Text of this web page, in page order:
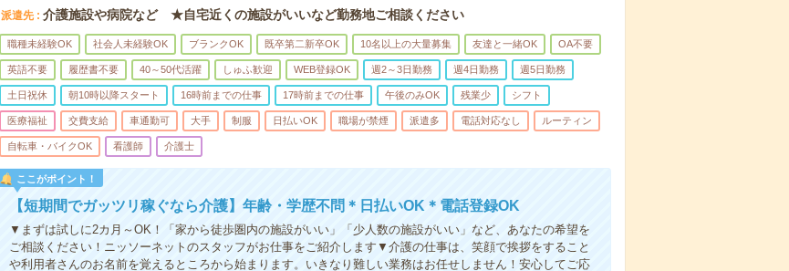
派遣先 介護施設や病院など ★自宅近くの施設がいいなど勤務地ご相談ください
職種未経験OK 社会人未経験OK ブランクOK 既卒第二新卒OK 10名以上の大量募集 友達と一緒OK OA不要
英語不要 履歴書不要 40～50代活躍 しゅふ歓迎 WEB登録OK 週2～3日勤務 週4日勤務 週5日勤務
土日祝休 朝10時以降スタート 16時前までの仕事 17時前までの仕事 午後のみOK 残業少 シフト
医療福祉 交費支給 車通勤可 大手 制服 日払いOK 職場が禁煙 派遣多 電話対応なし ルーティン
自転車・バイクOK 看護師 介護士
ここがポイント！
【短期間でガッツリ稼ぐなら介護】年齢・学歴不問＊日払いOK＊電話登録OK
▼まずは試しに2カ月～OK！「家から徒歩圏内の施設がいい」「少人数の施設がいい」など、あなたの希望を
ご相談ください！ニッソーネットのスタッフがお仕事をご紹介します▼介護の仕事は、笑顔で挨拶をすること
や利用者さんのお名前を覚えるところから始まります。いきなり難しい業務はお任せしません！安心してご応